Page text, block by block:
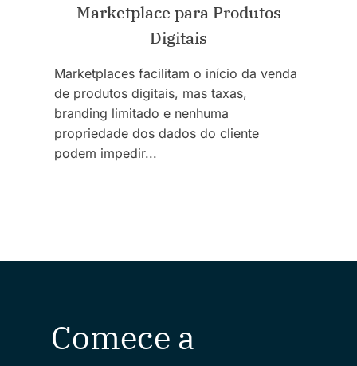
Marketplace para Produtos
Digitais
Marketplaces facilitam o início da venda
de produtos digitais, mas taxas,
branding limitado e nenhuma
propriedade dos dados do cliente
podem impedir...
Comece a